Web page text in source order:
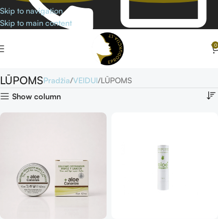
Skip to navigation
Skip to main content
0
LŪPOMSPradžia VEIDUI LŪPOMS
Show column